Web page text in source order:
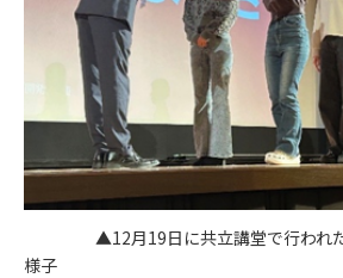
▲12月19日に共立講堂で行われ
様子